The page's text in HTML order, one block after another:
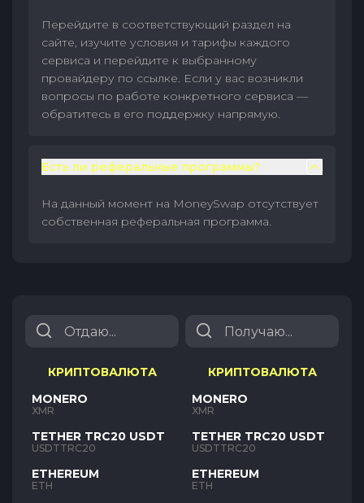
Перейдите в соответствующий раздел на
сайте, изучите условия и тарифы каждого
сервиса и перейдите к выбранному
провайдеру по ссылке. Если у вас возникли
вопросы по работе конкретного сервиса —
обратитесь в его поддержку напрямую.
Есть ли реферальные программы?
На данный момент на MoneySwap отсутствует
собственная реферальная программа.
КРИПТОВАЛЮТА
MONERO
XMR
TETHER TRC20 USDT
USDTTRC20
ETHEREUM
ETH
КРИПТОВАЛЮТА
MONERO
XMR
TETHER TRC20 USDT
USDTTRC20
ETHEREUM
ETH